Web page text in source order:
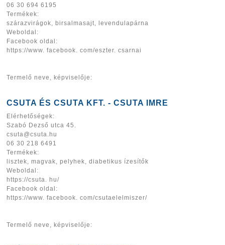
06 30 694 6195
Termékek:
szárazvirágok, birsalmasajt, levendulapárna
Weboldal:
Facebook oldal:
https://www. facebook. com/eszter. csarnai
Termelő neve, képviselője:
CSUTA ÉS CSUTA KFT. - CSUTA IMRE
Elérhetőségek:
Szabó Dezső utca 45.
csuta@csuta.hu
06 30 218 6491
Termékek:
lisztek, magvak, pelyhek, diabetikus ízesítők
Weboldal:
https://csuta. hu/
Facebook oldal:
https://www. facebook. com/csutaelelmiszer/
Termelő neve, képviselője: